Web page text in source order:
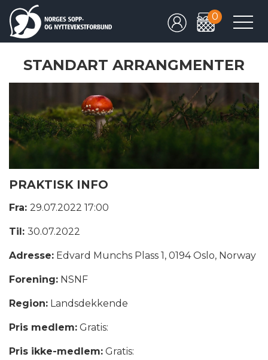
0
STANDART ARRANGMENTER
PRAKTISK INFO
Fra: 29.07.2022 17:00
Til: 30.07.2022
Adresse: Edvard Munchs Plass 1, 0194 Oslo, Norway
Forening: NSNF
Region: Landsdekkende
Pris medlem: Gratis:
Pris ikke-medlem: Gratis: